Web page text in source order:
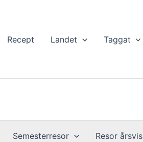
Recept Landet Taggat
Semesterresor Resor årsvis